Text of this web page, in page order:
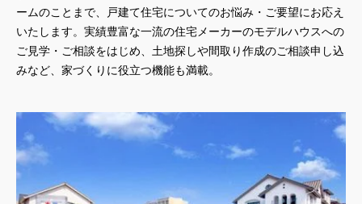
ームのことまで、戸建て住宅についてのお悩み・ご要望にお応え
いたします。実績豊富な一流の住宅メーカーのモデルハウスへの
ご見学・ご相談をはじめ、土地探しや間取り作成のご相談申し込
みなど、家づくりに役立つ機能も満載。